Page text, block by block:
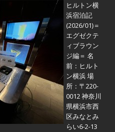
ヒルトン横
浜宿泊記
(2026/01)＝
エグゼクテ
ィブラウン
ジ編＝ 名
前：ヒルト
ン横浜 場
所：〒220-
0012 神奈川
県横浜市西
区みなとみ
らい6-2-13